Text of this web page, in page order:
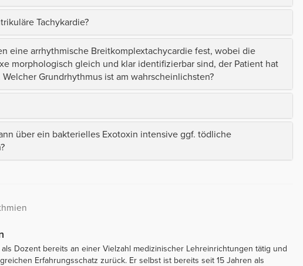
Tachykardie?
eine arrhythmische Breitkomplextachycardie fest, wobei die
morphologisch gleich und klar identifizierbar sind, der Patient hat
Grundrhythmus ist am wahrscheinlichsten?
über ein bakterielles Exotoxin intensive ggf. tödliche
als Dozent bereits an einer Vielzahl medizinischer Lehreinrichtungen tätig und
Erfahrungsschatz zurück. Er selbst ist bereits seit 15 Jahren als